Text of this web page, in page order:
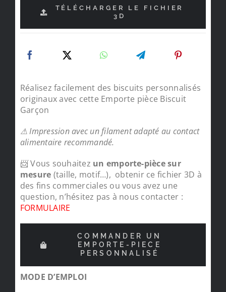
TÉLÉCHARGER LE FICHIER
3D
Réalisez facilement des biscuits personnalisés
originaux avec cette Emporte pièce Biscuit
Garçon
⚠ Impression avec un filament adapté au contact
alimentaire recommandé.
📨 Vous souhaitez un emporte-pièce sur
mesure (taille, motif…), obtenir ce fichier 3D à
des fins commerciales ou vous avez une
question, n’hésitez pas à nous contacter :
FORMULAIRE
COMMANDER UN
EMPORTE-PIECE
PERSONNALISÉ
MODE D’EMPLOI